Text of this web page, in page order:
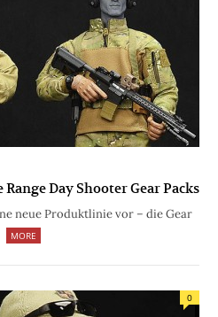
Day Shooter Gear Packs
neue Produktlinie vor – die Gear
MORE
0